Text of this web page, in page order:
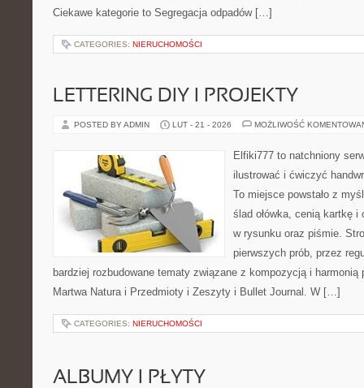
Ciekawe kategorie to Segregacja odpadów […]
CATEGORIES: NIERUCHOMOŚCI
LETTERING DIY I PROJEKTY
POSTED BY ADMIN LUT - 21 - 2026 MOŻLIWOŚĆ
Elfiki777 to natchniony
ilustrować i ćwiczyć
To miejsce powstało z
ślad ołówka, cenią kartkę i
w rysunku oraz piśmie.
pierwszych prób, przez
bardziej rozbudowane tematy związane z kompozycją i
Martwa Natura i Przedmioty i Zeszyty i Bullet Journal. W […]
CATEGORIES: NIERUCHOMOŚCI
ALBUMY I PŁYTY